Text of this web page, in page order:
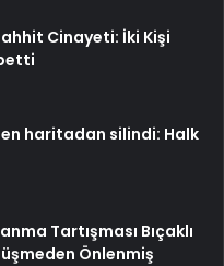
Cinayeti: İki Kişi
haritadan silindi: Halk
Tartışması Bıçaklı
Önlenmiş